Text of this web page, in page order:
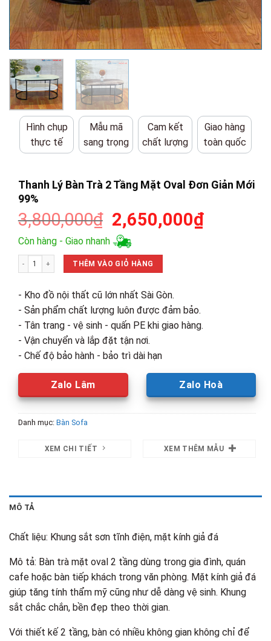
Hình chụp
thực tế
Mẫu mã
sang trọng
Cam kết
chất lượng
Giao hàng
toàn quốc
Thanh Lý Bàn Trà 2 Tầng Mặt Oval Đơn Giản Mới
99%
3,800,000₫ Giá
gốc
là:
3,800,000₫.
2,650,000₫Giá
Còn hàng - Giao nhanh
Thanh Lý Bàn Trà 2 Tầng Mặt Oval Đơn Giản Mới 99% số lượng
THÊM VÀO GIỎ HÀNG
- Kho đồ nội thất cũ lớn nhất Sài Gòn.
- Sản phẩm chất lượng luôn được đảm bảo.
- Tân trang - vệ sinh - quấn PE khi giao hàng.
- Vận chuyển và lắp đặt tận nơi.
- Chế độ bảo hành - bảo trì dài hạn
Zalo Lâm Zalo Hoà
Danh mục: Bàn Sofa
XEM CHI TIẾT XEM THÊM MẪU
MÔ TẢ
Chất liệu: Khung sắt sơn tĩnh điện, mặt kính giả đá
Mô tả: Bàn trà mặt oval 2 tầng dùng trong gia đình, quán
cafe hoặc bàn tiếp khách trong văn phòng. Mặt kính giả đá
giúp tăng tính thẩm mỹ cũng như dễ dàng vệ sinh. Khung
sắt chắc chắn, bền đẹp theo thời gian.
Với thiết kế 2 tầng, bàn có nhiều không gian không chỉ để